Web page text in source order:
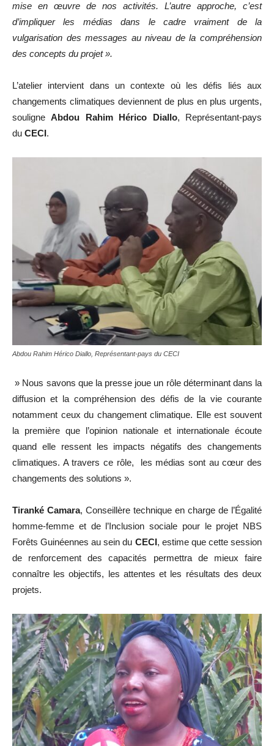
mise en œuvre de nos activités. L’autre approche, c’est
d’impliquer les médias dans le cadre vraiment de la
vulgarisation des messages au niveau de la compréhension
des concepts du projet ».
L’atelier intervient dans un contexte où les défis liés aux
changements climatiques deviennent de plus en plus urgents,
souligneAbdou Rahim Hérico Diallo, Représentant-pays
du CECI.
Abdou Rahim Hérico Diallo, Représentant-pays du CECI
» Nous savons que la presse joue un rôle déterminant dans la
diffusion et la compréhension des défis de la vie courante
notamment ceux du changement climatique. Elle est souvent
la première que l’opinion nationale et internationale écoute
quand elle ressent les impacts négatifs des changements
climatiques. A travers ce rôle, les médias sont au cœur des
changements des solutions ».
Tiranké Camara, Conseillère technique en charge de l’Égalité
homme-femme et de l’Inclusion sociale pour le projet NBS
Forêts Guinéennes au sein du CECI, estime que cette session
de renforcement des capacités permettra de mieux faire
connaître les objectifs, les attentes et les résultats des deux
projets.